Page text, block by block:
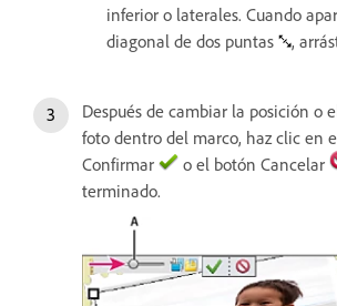
inferior o laterales. Cuando
diagonal de dos puntas
,
Después de cambiar la posición o
foto dentro del marco, haz clic en
Confirmar
o el botón Cancelar
terminado.